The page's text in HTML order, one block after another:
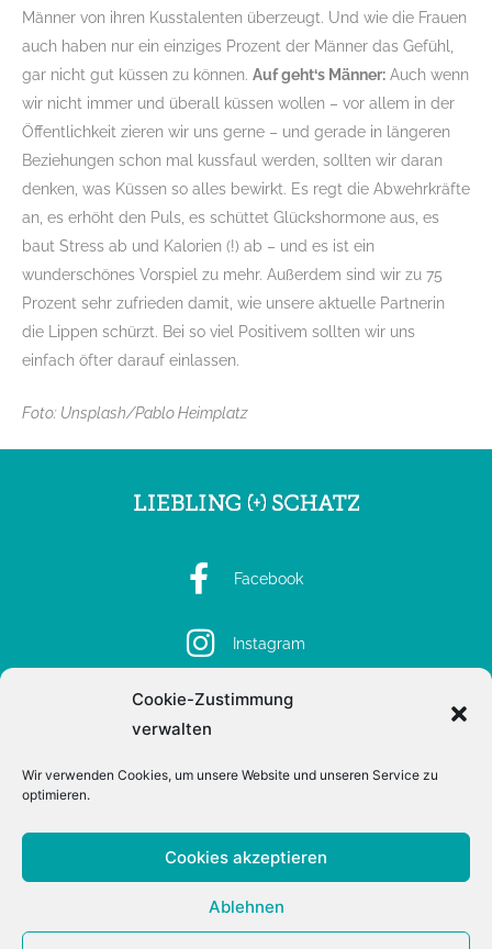
Cookie-Zustimmung
verwalten
Wir verwenden Cookies, um unsere Website und unseren Service zu
optimieren.
Cookies akzeptieren
Ablehnen
Männer von ihren Kusstalenten überzeugt. Und wie die Frauen
auch haben nur ein einziges Prozent der Männer das Gefühl,
gar nicht gut küssen zu können. Auf geht‘s Männer: Auch wenn
wir nicht immer und überall küssen wollen – vor allem in der
Öffentlichkeit zieren wir uns gerne – und gerade in längeren
Beziehungen schon mal kussfaul werden, sollten wir daran
denken, was Küssen so alles bewirkt. Es regt die Abwehrkräfte
an, es erhöht den Puls, es schüttet Glückshormone aus, es
baut Stress ab und Kalorien (!) ab – und es ist ein
wunderschönes Vorspiel zu mehr. Außerdem sind wir zu 75
Prozent sehr zufrieden damit, wie unsere aktuelle Partnerin
die Lippen schürzt. Bei so viel Positivem sollten wir uns
einfach öfter darauf einlassen.
Foto: Unsplash/Pablo Heimplatz
Facebook
Instagram
Spotify
English